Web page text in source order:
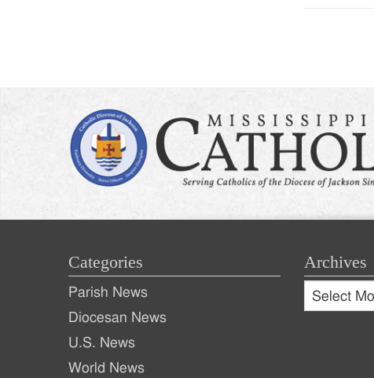
Categories
Parish News
Diocesan News
U.S. News
World News
Archives
Archives
Archives